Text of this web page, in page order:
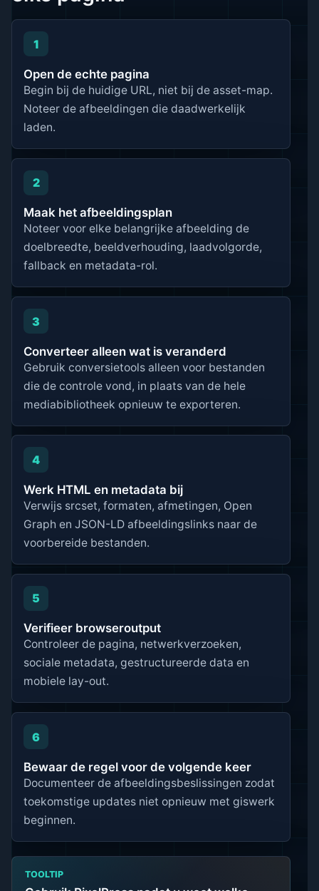
1
Open de echte pagina
Begin bij de huidige URL, niet bij de asset-map.
Noteer de afbeeldingen die daadwerkelijk
laden.
2
Maak het afbeeldingsplan
Noteer voor elke belangrijke afbeelding de
doelbreedte, beeldverhouding, laadvolgorde,
fallback en metadata-rol.
3
Converteer alleen wat is veranderd
Gebruik conversietools alleen voor bestanden
die de controle vond, in plaats van de hele
mediabibliotheek opnieuw te exporteren.
4
Werk HTML en metadata bij
Verwijs srcset, formaten, afmetingen, Open
Graph en JSON-LD afbeeldingslinks naar de
voorbereide bestanden.
5
Verifieer browseroutput
Controleer de pagina, netwerkverzoeken,
sociale metadata, gestructureerde data en
mobiele lay-out.
6
Bewaar de regel voor de volgende keer
Documenteer de afbeeldingsbeslissingen zodat
toekomstige updates niet opnieuw met giswerk
beginnen.
TOOLTIP